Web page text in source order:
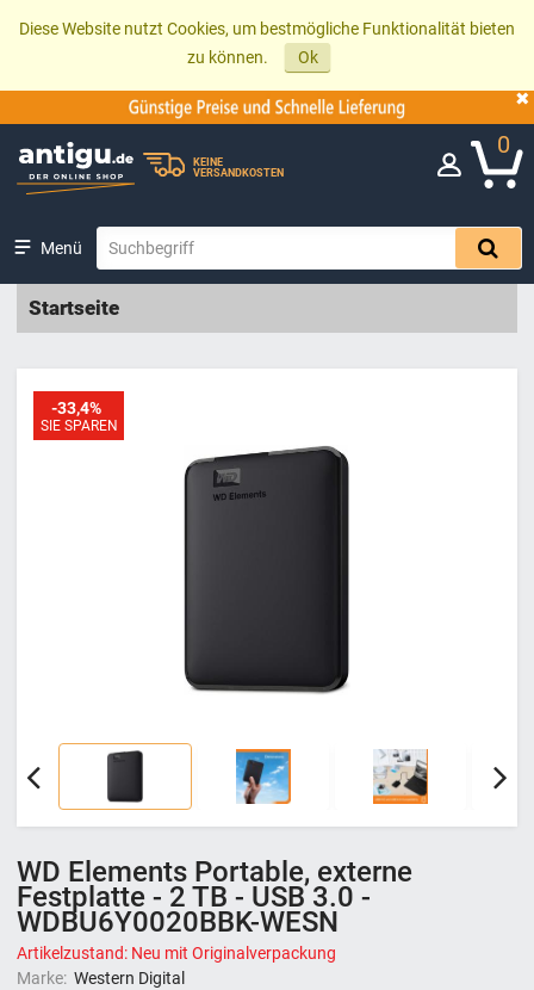
Diese Website nutzt Cookies, um bestmögliche Funktionalität bieten
zu können.
Ok
KEINE
VERSANDKOSTEN
0
Menü
Startseite
-33,4%
SIE SPAREN
WD Elements Portable, externe
Festplatte - 2 TB - USB 3.0 -
WDBU6Y0020BBK-WESN
Artikelzustand: Neu mit Originalverpackung
Marke: ‎Western Digital